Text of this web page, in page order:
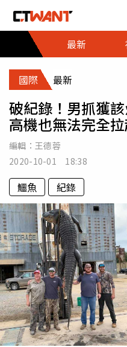
最新
國際 最新
破紀錄！男抓獲
高機也無法完全
編輯： 王德蓉
2020-10-01 18:38
鱷魚 紀錄